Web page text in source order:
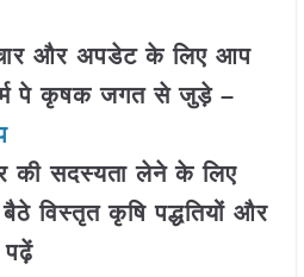
और अपडेट के लिए आप
पे कृषक जगत से जुड़े –
सदस्यता लेने के लिए
विस्तृत कृषि पद्धतियों और
पढ़ें